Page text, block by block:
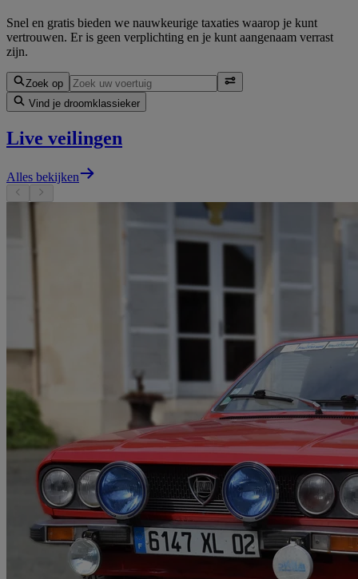
Snel en gratis bieden we nauwkeurige taxaties waarop je kunt
vertrouwen. Er is geen verplichting en je kunt aangenaam verrast
zijn.
Zoek op
Vind je droomklassieker
Live veilingen
Alles bekijken